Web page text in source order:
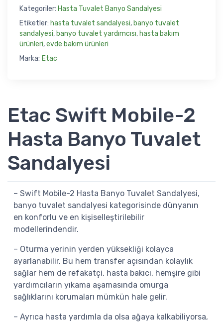
Kategoriler: Hasta Tuvalet Banyo Sandalyesi
Etiketler: hasta tuvalet sandalyesi, banyo tuvalet
sandalyesi, banyo tuvalet yardımcısı, hasta bakım
ürünleri,evde bakım ürünleri
Marka: Etac
Etac Swift Mobile-2
Hasta Banyo Tuvalet
Sandalyesi
– Swift Mobile-2 Hasta Banyo Tuvalet Sandalyesi,
banyo tuvalet sandalyesi kategorisinde dünyanın
en konforlu ve en kişiselleştirilebilir
modellerindendir.
– Oturma yerinin yerden yüksekliği kolayca
ayarlanabilir. Bu hem transfer açısından kolaylık
sağlar hem de refakatçi, hasta bakıcı, hemşire gibi
yardımcıların yıkama aşamasında omurga
sağlıklarını korumaları mümkün hale gelir.
– Ayrıca hasta yardımla da olsa ağaya kalkabiliyorsa,